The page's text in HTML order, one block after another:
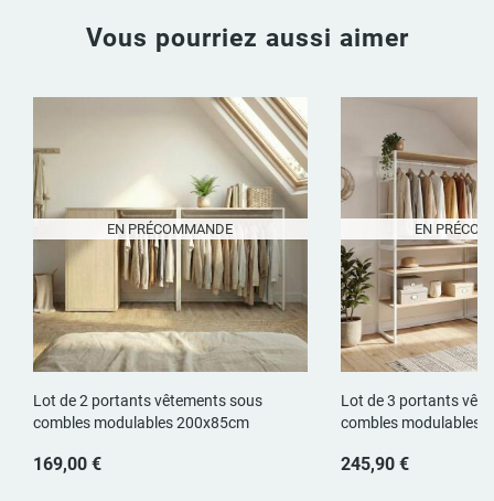
Vous pourriez aussi aimer
Lot de 2 portants vêtements sous
combles modulables 200x85cm
169,00 €
EN PRÉCOMMANDE
Lot de 3 portants
combles modulables
245,90 €
EN